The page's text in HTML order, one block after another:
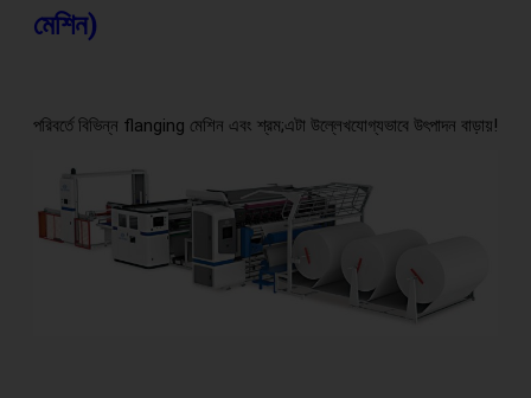
মেশিন)
পরিবর্তে বিভিন্ন flanging মেশিন এবং শ্রম;এটা উল্লেখযোগ্যভাবে উৎপাদন বাড়ায়!